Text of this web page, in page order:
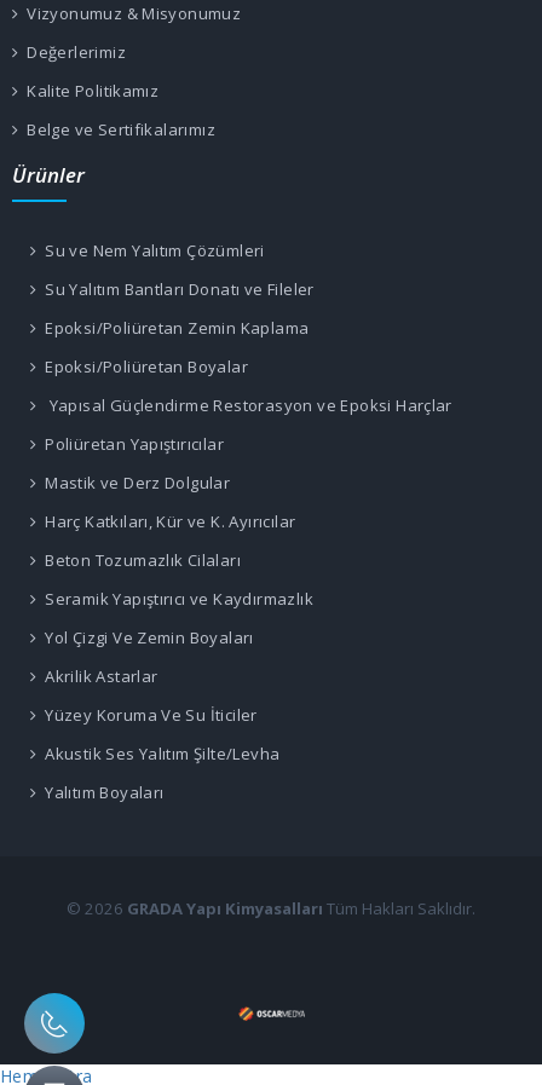
Vizyonumuz & Misyonumuz
Değerlerimiz
Kalite Politikamız
Belge ve Sertifikalarımız
Ürünler
Su ve Nem Yalıtım Çözümleri
Su Yalıtım Bantları Donatı ve Fileler
Epoksi/Poliüretan Zemin Kaplama
Epoksi/Poliüretan Boyalar
Yapısal Güçlendirme Restorasyon ve Epoksi Harçlar
Poliüretan Yapıştırıcılar
Mastik ve Derz Dolgular
Harç Katkıları, Kür ve K. Ayırıcılar
Beton Tozumazlık Cilaları
Seramik Yapıştırıcı ve Kaydırmazlık
Yol Çizgi Ve Zemin Boyaları
Akrilik Astarlar
Yüzey Koruma Ve Su İticiler
Akustik Ses Yalıtım Şilte/Levha
Yalıtım Boyaları
© 2026 GRADA Yapı Kimyasalları Tüm Hakları Saklıdır.
Hemen Ara